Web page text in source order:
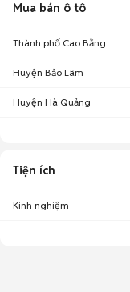
Mua bán ô tô
Thành phố Cao Bằng
Huyện Bảo Lâm
Huyện Hà Quảng
Tiện ích
Kinh nghiệm